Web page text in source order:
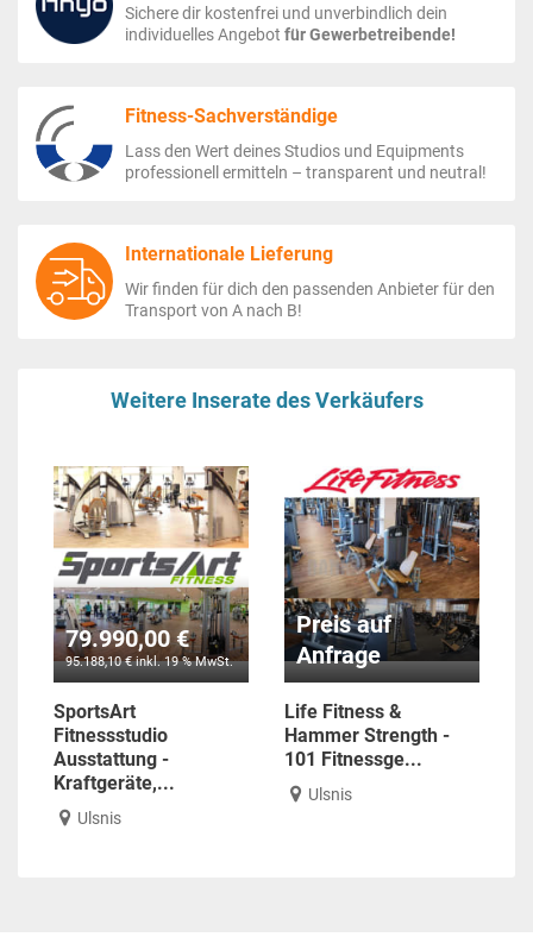
Sichere dir kostenfrei und unverbindlich dein
individuelles Angebot für Gewerbetreibende!
Fitness-Sachverständige
Lass den Wert deines Studios und Equipments
professionell ermitteln – transparent und neutral!
Internationale Lieferung
Wir finden für dich den passenden Anbieter für den
Transport von A nach B!
Weitere Inserate des Verkäufers
79.990,00 €
95.188,10 € inkl. 19 % MwSt.
SportsArt
Fitnessstudio
Ausstattung -
Kraftgeräte,...
Ulsnis
Preis auf
Anfrage
Life Fitness &
Hammer Strength -
101 Fitnessge...
Ulsnis